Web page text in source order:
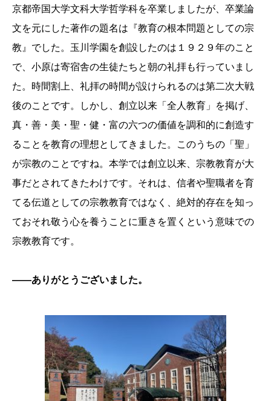
京都帝国大学文科大学哲学科を卒業しましたが、卒業論
文を元にした著作の題名は『教育の根本問題としての宗
教』でした。玉川学園を創設したのは１９２９年のこと
で、小原は寄宿舎の生徒たちと朝の礼拝も行っていまし
た。時間割上、礼拝の時間が設けられるのは第二次大戦
後のことです。しかし、創立以来「全人教育」を掲げ、
真・善・美・聖・健・富の六つの価値を調和的に創造す
ることを教育の理想としてきました。このうちの「聖」
が宗教のことですね。本学では創立以来、宗教教育が大
事だとされてきたわけです。それは、信者や聖職者を育
てる伝道としての宗教教育ではなく、絶対的存在を知っ
ておそれ敬う心を養うことに重きを置くという意味での
宗教教育です。
――ありがとうございました。